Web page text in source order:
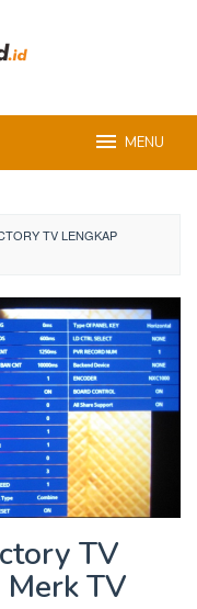
MENU
TV LENGKAP
TV
TV